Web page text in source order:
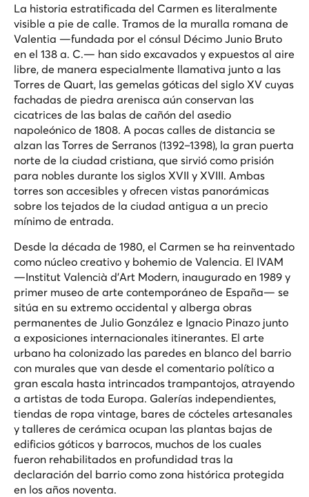
La historia estratificada del Carmen es literalmente
visible a pie de calle. Tramos de la muralla romana de
Valentia —fundada por el cónsul Décimo Junio Bruto
en el 138 a. C.— han sido excavados y expuestos al aire
libre, de manera especialmente llamativa junto a las
Torres de Quart, las gemelas góticas del siglo XV cuyas
fachadas de piedra arenisca aún conservan las
cicatrices de las balas de cañón del asedio
napoleónico de 1808. A pocas calles de distancia se
alzan las Torres de Serranos (1392–1398), la gran puerta
norte de la ciudad cristiana, que sirvió como prisión
para nobles durante los siglos XVII y XVIII. Ambas
torres son accesibles y ofrecen vistas panorámicas
sobre los tejados de la ciudad antigua a un precio
mínimo de entrada.
Desde la década de 1980, el Carmen se ha reinventado
como núcleo creativo y bohemio de Valencia. El IVAM
—Institut Valencià d'Art Modern, inaugurado en 1989 y
primer museo de arte contemporáneo de España— se
sitúa en su extremo occidental y alberga obras
permanentes de Julio González e Ignacio Pinazo junto
a exposiciones internacionales itinerantes. El arte
urbano ha colonizado las paredes en blanco del barrio
con murales que van desde el comentario político a
gran escala hasta intrincados trampantojos, atrayendo
a artistas de toda Europa. Galerías independientes,
tiendas de ropa vintage, bares de cócteles artesanales
y talleres de cerámica ocupan las plantas bajas de
edificios góticos y barrocos, muchos de los cuales
fueron rehabilitados en profundidad tras la
declaración del barrio como zona histórica protegida
en los años noventa.